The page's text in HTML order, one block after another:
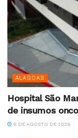
ALAGOAS
Hospital São
de insumos
6 DE AGOSTO DE 2026